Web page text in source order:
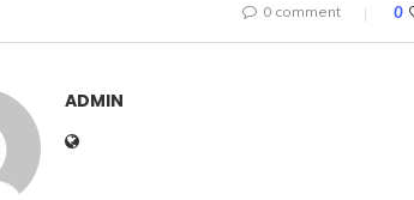
0 comment 0
ADMIN